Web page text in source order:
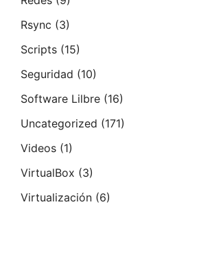
Rsync (3)
Scripts (15)
Seguridad (10)
Software Lilbre (16)
Uncategorized (171)
Videos (1)
VirtualBox (3)
Virtualización (6)